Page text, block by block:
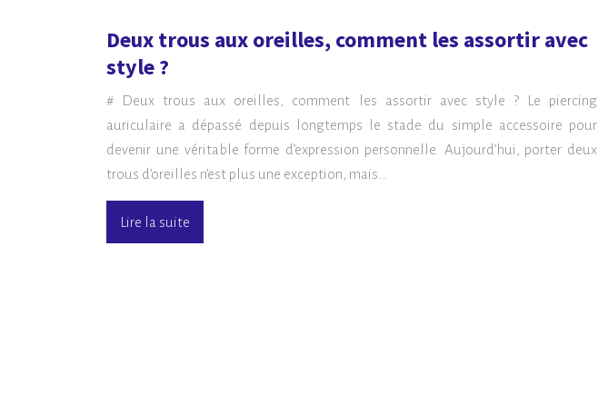
Deux trous aux oreilles, comment les assortir avec
style ?
# Deux trous aux oreilles, comment les assortir avec style ? Le piercing
auriculaire a dépassé depuis longtemps le stade du simple accessoire pour
devenir une véritable forme d’expression personnelle. Aujourd’hui, porter deux
trous d’oreilles n’est plus une exception, mais…
Lire la suite